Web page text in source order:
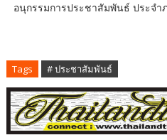
อนุกรรมการประชาสัมพันธ์ ประจำ
Tags # ประชาสัมพันธ์